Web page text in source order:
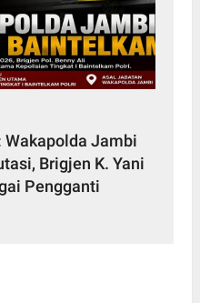
Jambi
Brigjen K. Yani
Pengganti